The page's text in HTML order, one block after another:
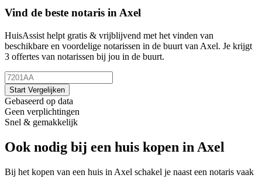
Vind de beste notaris in Axel
HuisAssist helpt gratis & vrijblijvend met het vinden van
beschikbare en voordelige notarissen in de buurt van Axel. Je krijgt
3 offertes van notarissen bij jou in de buurt.
Start Vergelijken
Gebaseerd op data
Geen verplichtingen
Snel & gemakkelijk
Ook nodig bij een huis kopen in Axel
Bij het kopen van een huis in Axel schakel je naast een notaris vaak